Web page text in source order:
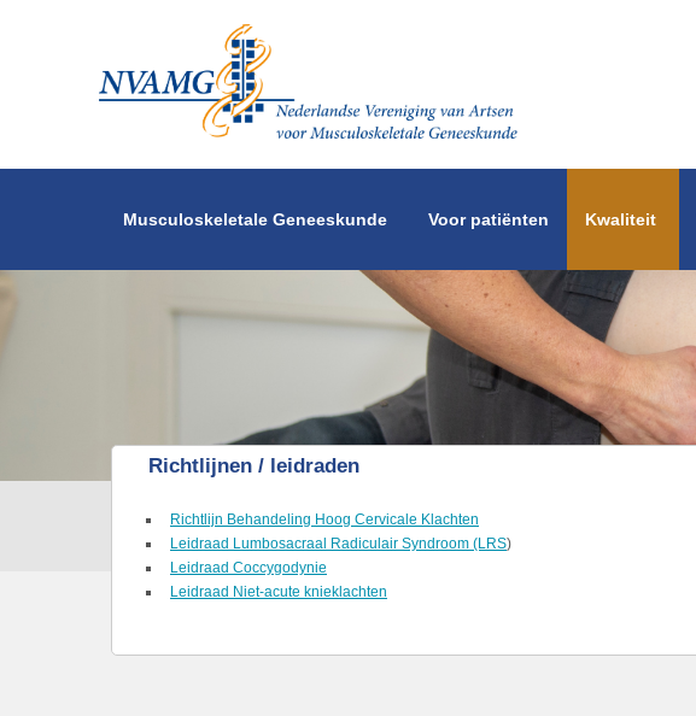
Musculoskeletale Geneeskunde Voor patiënten Kwaliteit
Richtlijnen / leidraden
Richtlijn Behandeling Hoog Cervicale Klachten
Leidraad Lumbosacraal Radiculair Syndroom (LRS)
Leidraad Coccygodynie
Leidraad Niet-acute knieklachten